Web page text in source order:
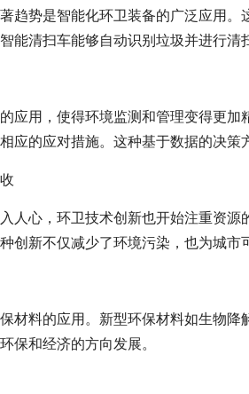
趋势是智能化环卫装备的广泛应用
能清扫车能够自动识别垃圾并进行清
应用，使得环境监测和管理变得更
应的应对措施。这种基于数据的决策
人心，环卫技术创新也开始注重资
创新不仅减少了环境污染，也为城市
材料的应用。新型环保材料如生物
保和经济的方向发展。